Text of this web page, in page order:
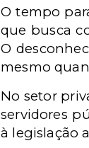
O tempo
que busca
O
mesmo
No setor
servidores
à legislação